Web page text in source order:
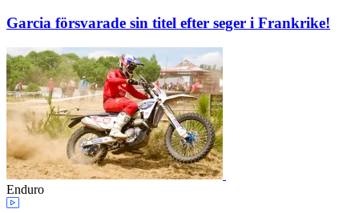
Garcia försvarade sin titel efter seger i Frankrike!
Enduro